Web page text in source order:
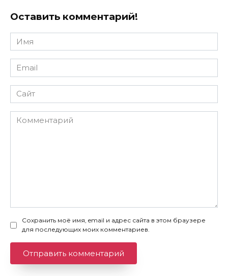
Оставить комментарий!
Имя
*
Email
*
Сайт
Комментарий
Сохранить моё имя, email и адрес сайта в этом браузере
для последующих моих комментариев.